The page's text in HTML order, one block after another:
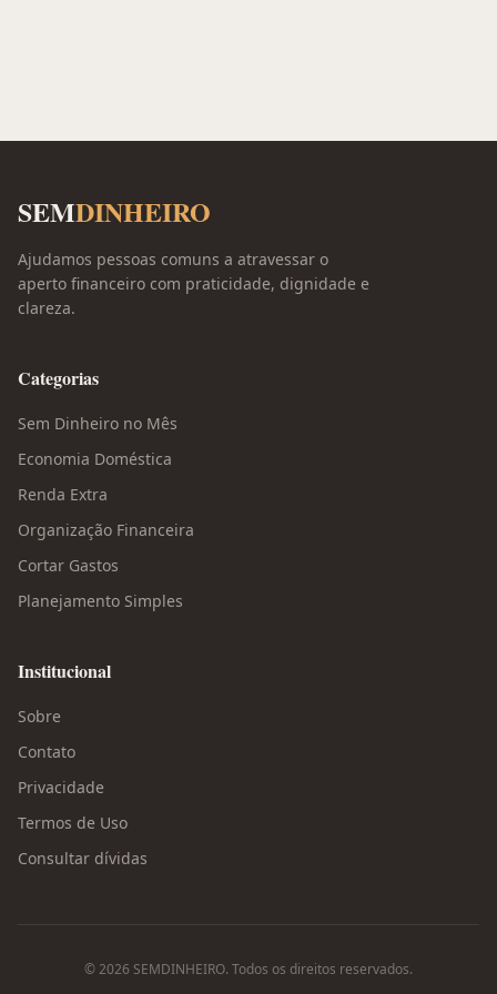
SEMDINHEIRO
Ajudamos pessoas comuns a atravessar o
aperto financeiro com praticidade, dignidade e
clareza.
Categorias
Sem Dinheiro no Mês
Economia Doméstica
Renda Extra
Organização Financeira
Cortar Gastos
Planejamento Simples
Institucional
Sobre
Contato
Privacidade
Termos de Uso
Consultar dívidas
©2026 SEMDINHEIRO. Todos os direitos reservados.